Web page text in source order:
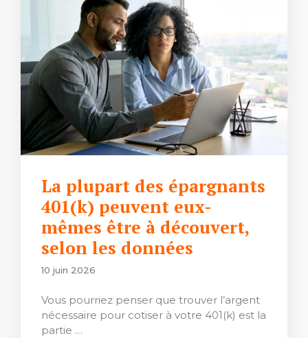
La plupart des épargnants
401(k) peuvent eux-
mêmes être à découvert,
selon les données
10 juin 2026
Vous pourriez penser que trouver l’argent
nécessaire pour cotiser à votre 401(k) est la
partie …